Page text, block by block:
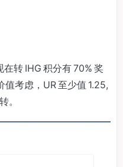
转 IHG 积分有 70% 奖
值考虑，UR 至少值 1.25,
。